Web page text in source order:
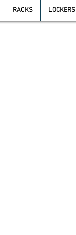
RACKS LOCKERS